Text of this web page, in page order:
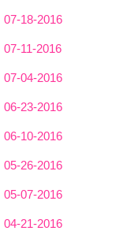
07-18-2016
07-11-2016
07-04-2016
06-23-2016
06-10-2016
05-26-2016
05-07-2016
04-21-2016